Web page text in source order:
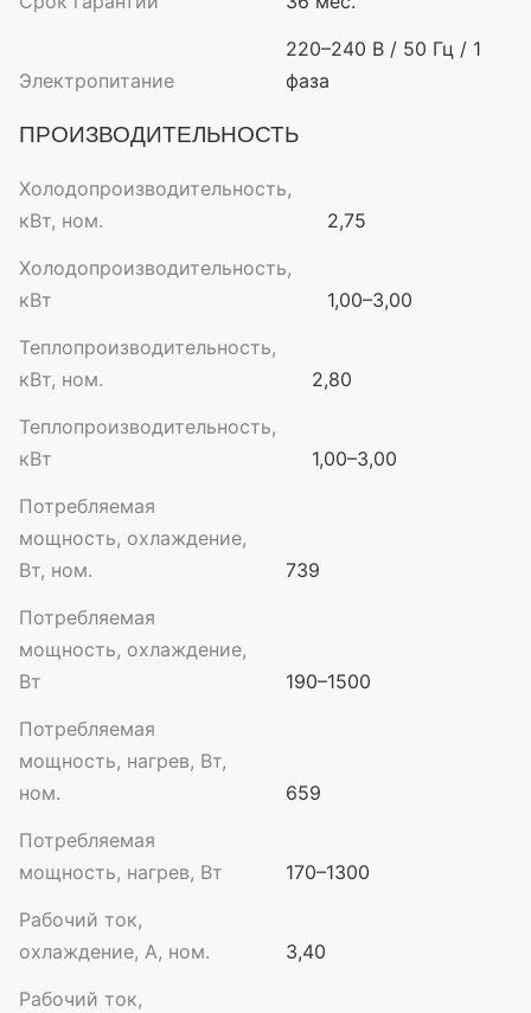
Электропитание
220–240 В / 50 Гц / 1
фаза
ПРОИЗВОДИТЕЛЬНОСТЬ
Холодопроизводительность,
кВт, ном.
2,75
Холодопроизводительность,
кВт
1,00–3,00
Теплопроизводительность,
кВт, ном.
2,80
Теплопроизводительность,
кВт
1,00–3,00
Потребляемая
мощность, охлаждение,
Вт, ном.
739
Потребляемая
мощность, охлаждение,
Вт
190–1500
Потребляемая
мощность, нагрев, Вт,
ном.
659
Потребляемая
мощность, нагрев, Вт
170–1300
Рабочий ток,
охлаждение, А, ном.
3,40
Рабочий ток,